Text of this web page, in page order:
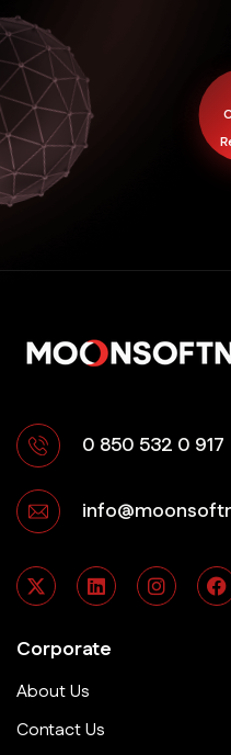
0 850 532 0 917
Corporate
About Us
Contact Us